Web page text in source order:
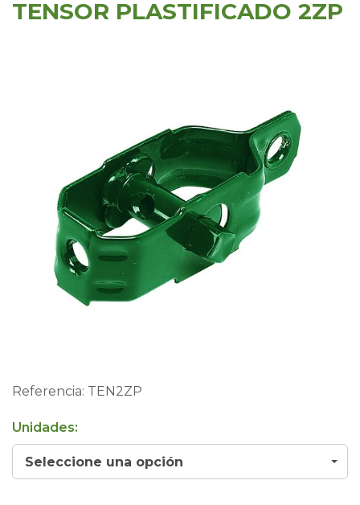
TENSOR PLASTIFICADO 2ZP
Referencia: TEN2ZP
Unidades:
Seleccione una opción